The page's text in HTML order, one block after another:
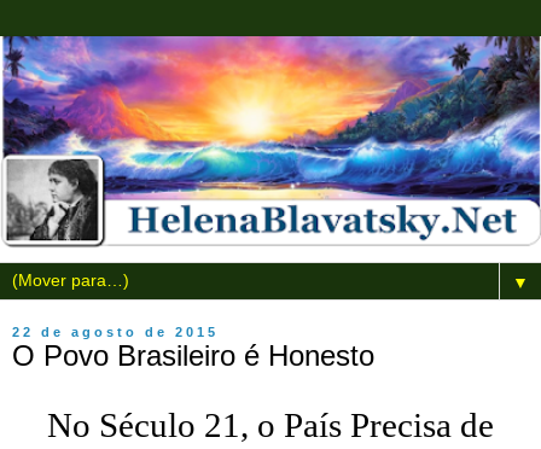
▼
22 de agosto de 2015
O Povo Brasileiro é Honesto
No Século 21, o País Precisa de